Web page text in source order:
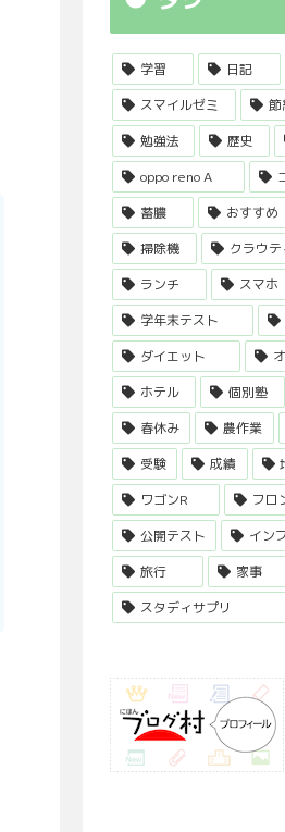
学習 日記
スマイルゼミ
節
勉強法
歴史
oppo reno A
蓄膿
おすすめ
掃除機
クラウテ
ランチ
スマホ
学年末テスト
ダイエット
ホテル
個別塾
春休み
農作業
受験
成績
ワゴンR
フロ
公開テスト
イン
旅行
家事
スタディサプリ